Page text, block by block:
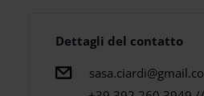
Dettagli del contatto